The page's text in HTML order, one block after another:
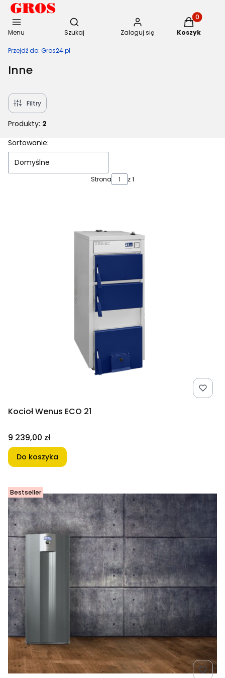
Menu
Otwórz wyszukiwarkę
Szukaj Zaloguj się
Produkty
Koszyk
Przejdź do: Gros24.pl
Inne
Filtry
Produkty: 2
Lista produktów
Sortowanie:
Domyślne
Strona z 1
Kocioł Wenus ECO 21
Cena
9 239,00 zł
Do koszyka
Bestseller